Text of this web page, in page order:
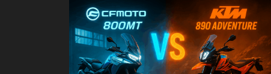
MOTO
800MT
KTM